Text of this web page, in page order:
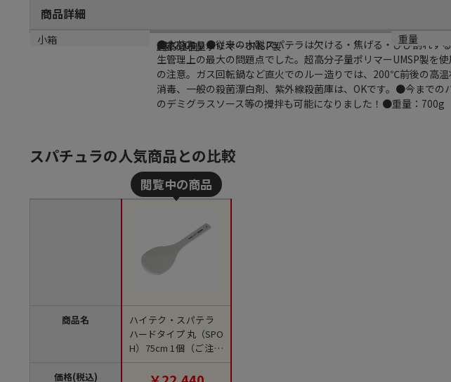
商品詳細
商品説明
●木芯入り●従来の木製スパテラは欠ける・焦げる・ひび割れす
生管理上の最大の問題点でした。超高分子量ポリマーUMSP製を
の注意。ガス回転鍋など直火でのルー造りでは、200℃前後の高
消毒、一般の殺菌漂白剤、紫外線殺菌庫は、OKです。●今まで
のデミグラスソース等の攪拌も可能になりました！●重量：700g
メーカー品番
6872200
サイズ
材質
超高分子量ポリマーUMSP製
重量
小箱
1個（1個）
スパチュラの人気商品との比較
商品名
価格(税込)
ハイテク・スパテラ
ハードタイプ 丸（SPO
H）75cm 1個（ご注文
単位1個）【直送品】